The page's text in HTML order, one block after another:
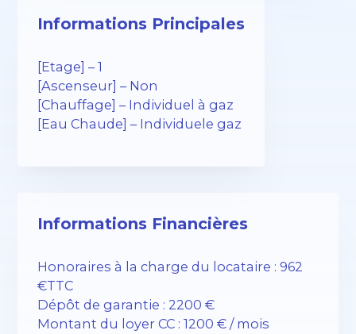
Informations Principales
[Etage] – 1
[Ascenseur] – Non
[Chauffage] – Individuel à gaz
[Eau Chaude] – Individuele gaz
Informations Financières
Honoraires à la charge du locataire : 962
€TTC
Dépôt de garantie : 2200 €
Montant du loyer CC : 1200 € / mois